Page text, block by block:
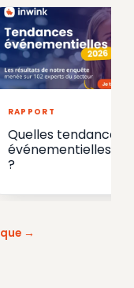
RAPPORT
Quelles tendances
événementielles en
?